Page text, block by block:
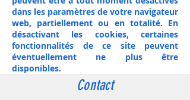
dans les paramètres de votre navigateur
web, partiellement ou en totalité. En
désactivant les cookies, certaines
fonctionnalités de ce site peuvent
éventuellement ne plus être
disponibles.
Contact